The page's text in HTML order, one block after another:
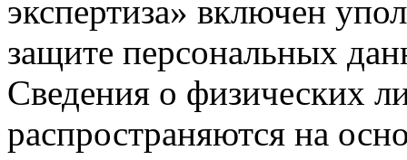
экспертиза» включен
защите персональных
Сведения о физических
распространяются на